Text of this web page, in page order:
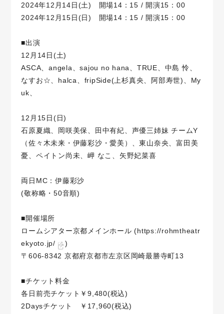
2024年12月14日(土) 開場14：15 / 開演15：00
2024年12月15日(日) 開場14：15 / 開演15：00
■出演
12月14日(土)
ASCA、angela、sajou no hana、TRUE、中島 怜、
なすお☆、halca、fripSide(上杉真央、阿部寿世)、My
uk、
12月15日(日)
石原夏織、岡咲美保、田中有紀、声優三姉妹 チームY
（佐々木未来・伊藤彩沙・愛美）、東山奈央、富田美
憂、ペイトン尚未、岬 なこ、矢野妃菜喜
両日MC：伊藤彩沙
(敬称略・50音順)
■開催場所
ロームシアター京都メインホール (https://rohmtheatr
ekyoto.jp/
)
〒606-8342 京都府京都市左京区岡崎最勝寺町13
■チケット料金
各日前売チケット￥9,480(税込)
2Daysチケット ￥17,960(税込)